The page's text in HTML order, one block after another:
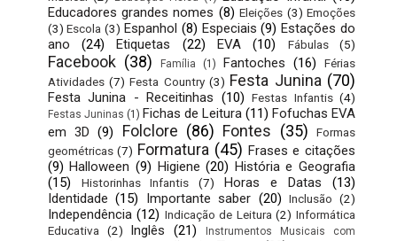
Educadores grandes nomes (8) Eleições (3) Emoções
(3) Escola (3) Espanhol (8) Especiais (9) Estações do
ano
(24) Etiquetas (22) EVA (10) Fábulas (5)
Facebook (38) Família (1) Fantoches (16)
Férias
Atividades (7) Festa Country (3) Festa Junina (70)
Festa Junina - Receitinhas (10) Festas Infantis (4)
Festas Juninas (1) Fichas de Leitura (11) Fofuchas EVA
em 3D (9) Folclore (86) Fontes (35)
Formas
geométricas (7) Formatura (45) Frases e citações
(9) Halloween (9) Higiene (20) História e Geografia
(15)
Historinhas Infantis (7) Horas e Datas
(13)
Identidade (15) Importante saber (20) Inclusão (2)
Independência (12) Indicação de Leitura (2) Informática
Educativa (2) Inglês (21)
Instrumentos Musicais com